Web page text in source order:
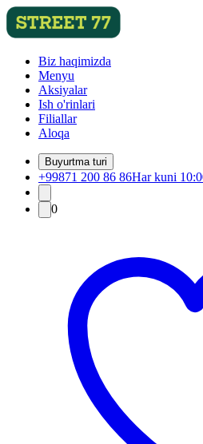
Biz haqimizda
Menyu
Aksiyalar
Ish o'rinlari
Filiallar
Aloqa
Buyurtma turi
+99871 200 86 86Har kuni
0